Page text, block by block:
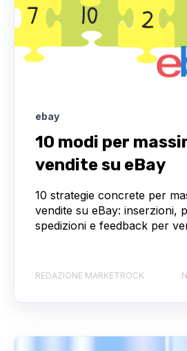
ebay
10 modi per
vendite su eBay
10 strategie concrete per
vendite su eBay: inserzioni,
spedizioni e feedback per
REDAZIONE MARKETROCK